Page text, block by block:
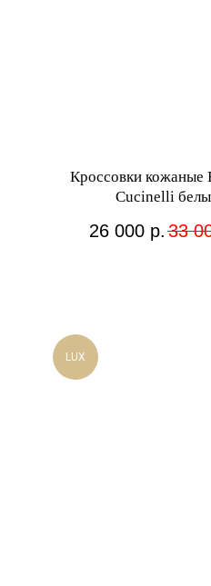
Кроссовки кожаные
Cucinelli
26 000 р. 33
LUX